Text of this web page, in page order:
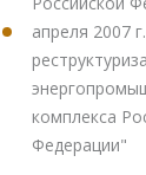
апреля 2007
комплекса
Федерации"